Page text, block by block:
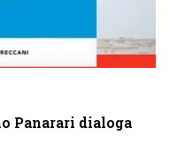
Panarari dialoga